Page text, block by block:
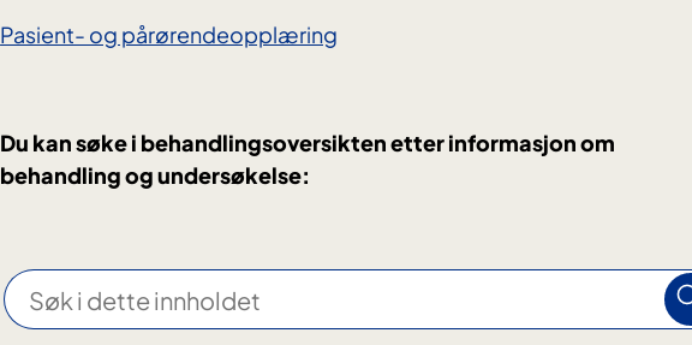
Pasient- og pårørendeopplæring
Du kan søke i behandlingsoversikten etter informasjon om
behandling og undersøkelse:
S
ø